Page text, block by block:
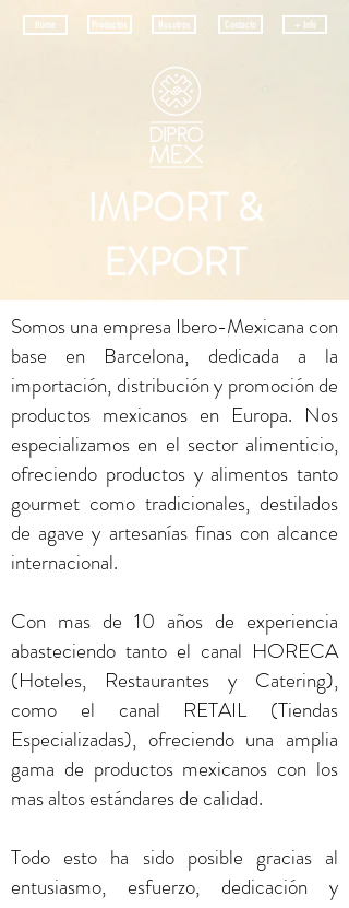
Home Productos Nosotros Contacto + Info
IMPORT &
EXPORT
Somos una empresa Ibero-Mexicana con
base en Barcelona, dedicada a la
importación, distribución y promoción de
productos mexicanos en Europa. Nos
especializamos en el sector alimenticio,
ofreciendo productos y alimentos tanto
gourmet como tradicionales, destilados
de agave y artesanías finas con alcance
internacional.
Con mas de 10 años de experiencia
abasteciendo tanto el canal HORECA
(Hoteles, Restaurantes y Catering),
como el canal RETAIL (Tiendas
Especializadas), ofreciendo una amplia
gama de productos mexicanos con los
mas altos estándares de calidad.
Todo esto ha sido posible gracias al
entusiasmo, esfuerzo, dedicación y